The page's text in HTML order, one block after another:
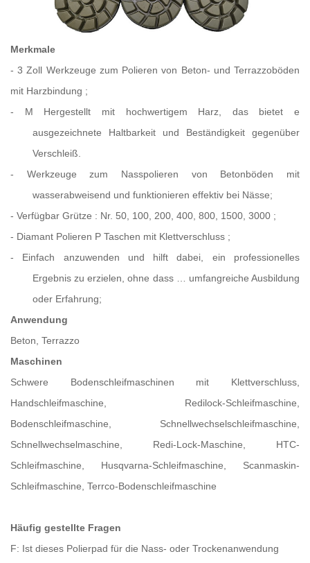
Merkmale
-3 Zoll Werkzeuge zum Polieren von Beton- und Terrazzoböden
mit Harzbindung ;
- M Hergestellt mit hochwertigem Harz, das bietet e
ausgezeichnete Haltbarkeit und Beständigkeit gegenüber
Verschleiß.
- Werkzeuge zum Nasspolieren von Betonböden mit
wasserabweisend und funktionieren effektiv bei Nässe;
- Verfügbar Grütze : Nr. 50, 100, 200, 400, 800, 1500, 3000 ;
- Diamant Polieren P Taschen mit Klettverschluss ;
- Einfach anzuwenden und hilft dabei, ein professionelles
Ergebnis zu erzielen, ohne dass … umfangreiche Ausbildung
oder Erfahrung;
Anwendung
Beton, Terrazzo
Maschinen
Schwere Bodenschleifmaschinen mit Klettverschluss,
Handschleifmaschine, Redilock-Schleifmaschine,
Bodenschleifmaschine, Schnellwechselschleifmaschine,
Schnellwechselmaschine, Redi-Lock-Maschine, HTC-
Schleifmaschine, Husqvarna-Schleifmaschine, Scanmaskin-
Schleifmaschine, Terrco-Bodenschleifmaschine
Häufig gestellte Fragen
F: Ist dieses Polierpad für die Nass- oder Trockenanwendung